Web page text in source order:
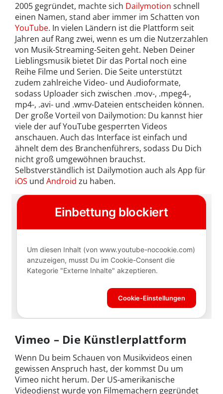
2005 gegründet, machte sich Dailymotion schnell
einen Namen, stand aber immer im Schatten von
YouTube. In vielen Ländern ist die Plattform seit
Jahren auf Rang zwei, wenn es um die Nutzerzahlen
von Musik-Streaming-Seiten geht. Neben Deiner
Lieblingsmusik bietet Dir das Portal noch eine
Reihe Filme und Serien. Die Seite unterstützt
zudem zahlreiche Video- und Audioformate,
sodass Uploader sich zwischen .mov-, .mpeg4-,
mp4-, .avi- und .wmv-Dateien entscheiden können.
Der große Vorteil von Dailymotion: Du kannst hier
viele der auf YouTube gesperrten Videos
anschauen. Auch das Interface ist einfach und
ähnelt dem des Branchenführers, sodass Du Dich
nicht groß umgewöhnen brauchst.
Selbstverständlich ist Dailymotion auch als App für
iOS und Android zu haben.
Vimeo – Die Künstlerplattform
Wenn Du beim Schauen von Musikvideos einen
gewissen Anspruch hast, der kommst Du um
Vimeo nicht herum. Der US-amerikanische
Videodienst wurde von Filmemachern gegründet